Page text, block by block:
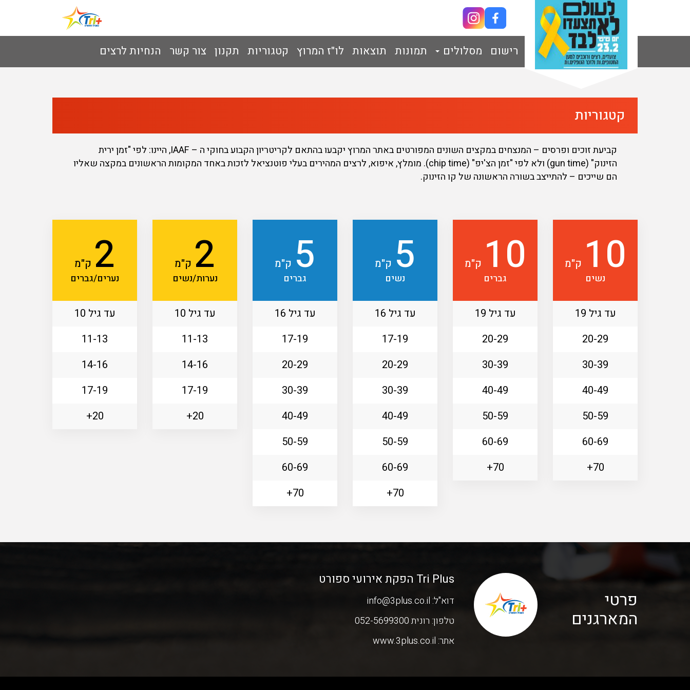
רישום מסלולים תמונות תוצאות לו"ז המרוץ קטגוריות תקנון צור קשר הנחיות לרצים
קטגוריות
קביעת זוכים ופרסים – המנצחים במקצים השונים המפורטים באתר המרוץ יקבעו בהתאם לקריטריון הקבוע בחוקי ה – IAAF, היינו: לפי "זמן ירית
הזינוק" (gun time) ולא לפי "זמן הצ'יפ" (chip time). מומלץ, איפוא, לרצים המהירים בעלי פוטנציאל לזכות באחד המקומות הראשונים במקצה שאליו
הם שייכים – להתייצב בשורה הראשונה של קו הזינוק.
10 ק"מ
נשים
עד גיל 19
20-29
30-39
40-49
50-59
60-69
70+
10 ק"מ
גברים
עד גיל 19
20-29
30-39
40-49
50-59
60-69
70+
5 ק"מ
נשים
עד גיל 16
17-19
20-29
30-39
40-49
50-59
60-69
70+
5 ק"מ
גברים
עד גיל 16
17-19
20-29
30-39
40-49
50-59
60-69
70+
2 ק"מ
נערות/נשים
עד גיל 10
11-13
14-16
17-19
20+
2 ק"מ
נערים/גברים
עד גיל 10
11-13
14-16
17-19
20+
פרטי
המארגנים
Tri Plus הפקת אירועי ספורט
דוא"ל:info@3plus.co.il
טלפון:רונית 052-5699300
אתר: www.3plus.co.il